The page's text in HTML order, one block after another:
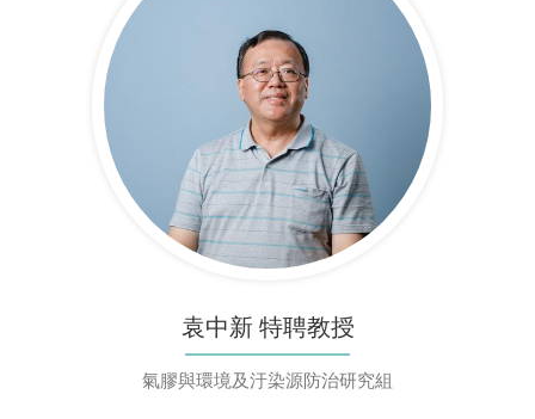
袁中新 特聘教授
氣膠與環境及汙染源防治研究組